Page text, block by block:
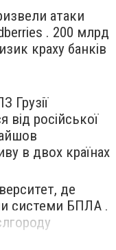
атаки
. 200 млрд
краху банків
Грузії
від російської
в двох країнах
де
системи БПЛА .